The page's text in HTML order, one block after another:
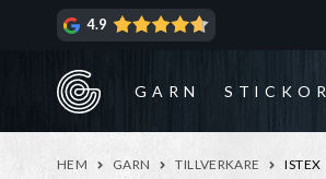
4.9
GARN STICKOR
HEM GARN TILLVERKARE ISTEX